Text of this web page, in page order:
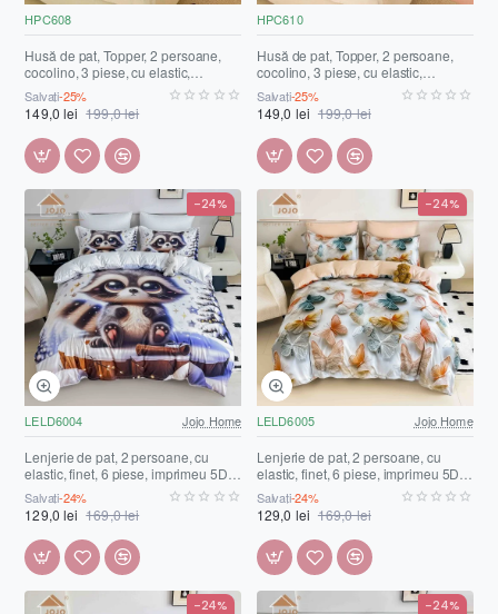
HPC608
Husă de pat, Topper, 2 persoane,
cocolino, 3 piese, cu elastic,
160x200cm, roz , HPC608
Salvați-25%
149,0 lei 199,0 lei
HPC610
Husă de pat, Topper, 2 persoane,
cocolino, 3 piese, cu elastic,
160x200cm, verde deschis,
HPC610
Salvați-25%
149,0 lei 199,0 lei
-24%
LELD6004 Jojo Home
Lenjerie de pat, 2 persoane, cu
elastic, finet, 6 piese, imprimeu 5D,
alb și albastru, cu raton, LELD6004
Salvați-24%
129,0 lei 169,0 lei
-24%
LELD6005 Jojo Home
Lenjerie de pat, 2 persoane, cu
elastic, finet, 6 piese, imprimeu 5D,
alb și crem, cu fluturași, LELD6005
Salvați-24%
129,0 lei 169,0 lei
-24% -24%